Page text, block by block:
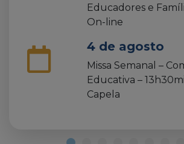
Educadores e
On-line
4 de agosto
Missa Semanal –
Educativa –
Capela